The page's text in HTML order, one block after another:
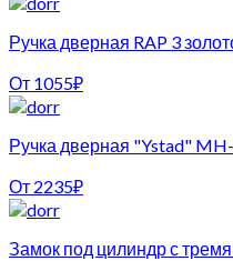
Ручка дверная RAP 3
От 1055₽
Ручка дверная "Ystad"
От 2235₽
Замок под цилиндр с